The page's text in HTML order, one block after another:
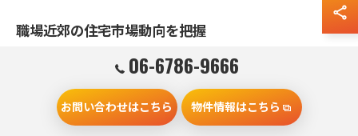
職場近郊の住宅市場動向を把握
大阪府門真市では、交通の利便性に裏打ちされた住宅需
の人気が高いです。近年、新たなインフラ整備が計画さ
れており、さらに交通アクセスが向上する見込みです。
06-6786-9666
お問い合わせはこちら 物件情報はこちら